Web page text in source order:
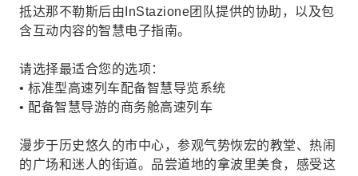
抵达那不勒斯后由InStazione团队提供的协助，以及包
含互动内容的智慧电子指南。
请选择最适合您的选项：
• 标准型高速列车配备智慧导览系统
• 配备智慧导游的商务舱高速列车
漫步于历史悠久的市中心，参观气势恢宏的教堂、热闹
的广场和迷人的街道。品尝道地的拿波里美食，感受这